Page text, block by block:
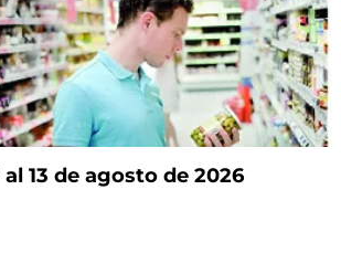
13 de agosto de 2026